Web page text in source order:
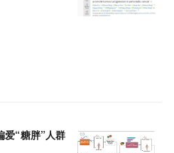
爱“糖胖”人群？六个基因线索浮出水